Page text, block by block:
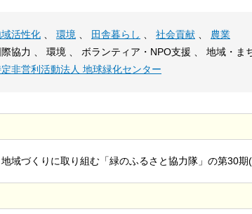
活性化 環境 田舎暮らし 社会貢献
農業
際協力 、 環境 、 ボランティア・NPO支援 、 地域・ま
非営利活動法人 地球緑化センター
域づくりに取り組む「緑のふるさと協力隊」の第30